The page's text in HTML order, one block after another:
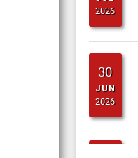
JUN
2026
22